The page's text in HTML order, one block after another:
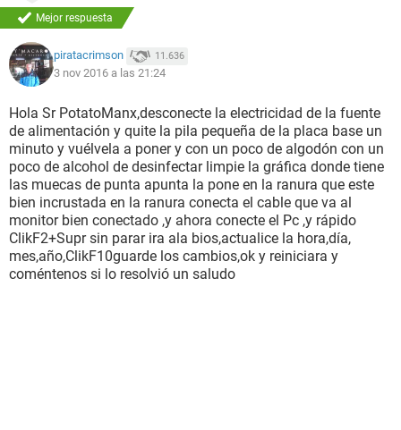
Mejor respuesta
piratacrimson 11.636
3 nov 2016 a las 21:24
Hola Sr PotatoManx,desconecte la electricidad de la fuente
de alimentación y quite la pila pequeña de la placa base un
minuto y vuélvela a poner y con un poco de algodón con un
poco de alcohol de desinfectar limpie la gráfica donde tiene
las muecas de punta apunta la pone en la ranura que este
bien incrustada en la ranura conecta el cable que va al
monitor bien conectado ,y ahora conecte el Pc ,y rápido
ClikF2+Supr sin parar ira ala bios,actualice la hora,día,
mes,año,ClikF10guarde los cambios,ok y reiniciara y
coméntenos si lo resolvió un saludo